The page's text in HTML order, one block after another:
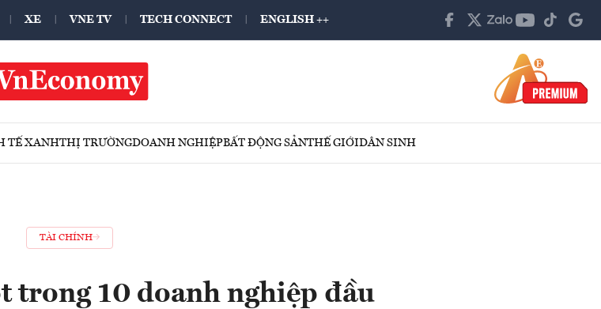
XE VNE TV TECH CONNECT ENGLISH ++
TẾ XANHTHỊ TRƯỜNGDOANH NGHIỆPBẤT ĐỘNG SẢNTHẾ GIỚIDÂN SINH
TÀI CHÍNH
trong 10 doanh nghiệp đầu